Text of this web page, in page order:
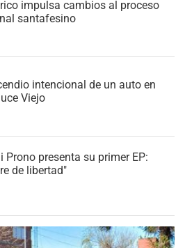
impulsa cambios al proceso
santafesino
intencional de un auto en
Viejo
Prono presenta su primer EP:
de libertad"